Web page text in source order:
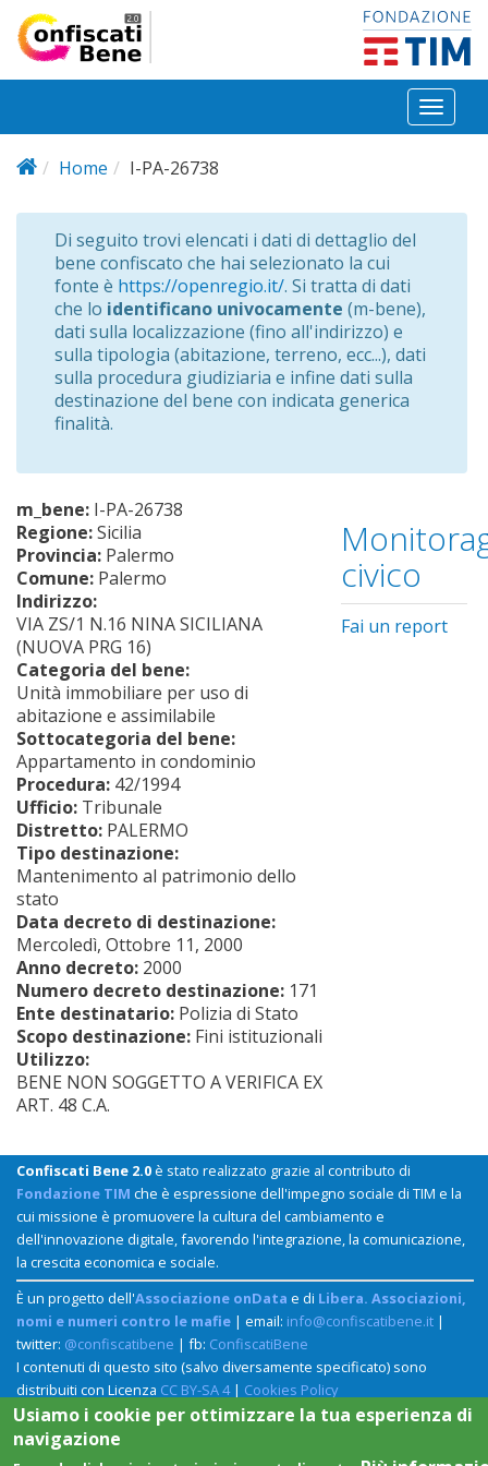
Salta al contenuto principale
Toggle
Home
I-PA-26738
Di seguito trovi elencati i dati di dettaglio del
bene confiscato che hai selezionato la cui
fonte è https://openregio.it/. Si tratta di dati
che lo identificano univocamente (m-bene),
dati sulla localizzazione (fino all'indirizzo) e
sulla tipologia (abitazione, terreno, ecc...), dati
sulla procedura giudiziaria e infine dati sulla
destinazione del bene con indicata generica
finalità.
m_bene: I-PA-26738
Regione:Sicilia
Provincia: Palermo
Comune: Palermo
Indirizzo:
VIA ZS/1 N.16 NINA SICILIANA
(NUOVA PRG 16)
Categoria del bene:
Unità immobiliare per uso di
abitazione e assimilabile
Sottocategoria del bene:
Appartamento in condominio
Procedura: 42/1994
Ufficio: Tribunale
Distretto: PALERMO
Tipo destinazione:
Mantenimento al patrimonio dello
stato
Data decreto di destinazione:
Mercoledì, Ottobre 11, 2000
Anno decreto: 2000
Numero decreto destinazione: 171
Ente destinatario: Polizia di Stato
Scopo destinazione: Fini istituzionali
Utilizzo:
BENE NON SOGGETTO A VERIFICA EX
ART. 48 C.A.
civico
Fai un report
Confiscati Bene 2.0è stato realizzato grazie al contributo di
Fondazione TIM che è espressione dell'impegno sociale di TIM e la
cui missione è promuovere la cultura del cambiamento e
dell'innovazione digitale, favorendo l'integrazione, la comunicazione,
la crescita economica e sociale.
È un progetto dell'Associazione onData e di Libera. Associazioni,
nomi e numeri contro le mafie | email: info@confiscatibene.it |
twitter: @confiscatibene | fb: ConfiscatiBene
I contenuti di questo sito (salvo diversamente specificato) sono
distribuiti con Licenza CC BY-SA 4| Cookies Policy
Usiamo i cookie per ottimizzare la tua esperienza di
navigazione